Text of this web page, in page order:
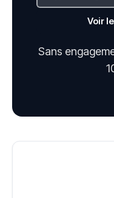
Voir
Sans